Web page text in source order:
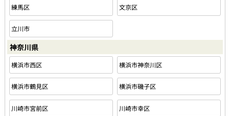
練馬区 文京区
立川市
神奈川県
横浜市西区 横浜市神奈川区
横浜市鶴見区 横浜市磯子区
川崎市宮前区 川崎市幸区